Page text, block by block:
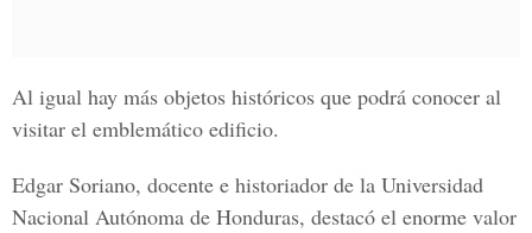
Al igual hay más objetos históricos que podrá conocer al
visitar el emblemático edificio.
Edgar Soriano, docente e historiador de la Universidad
Nacional Autónoma de Honduras, destacó el enorme valor